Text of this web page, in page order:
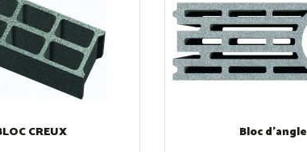
CREUX Bloc d'angle